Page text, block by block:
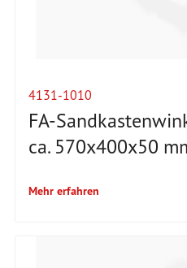
4131-1010
FA-
ca. 570x400x50
Mehr erfahren